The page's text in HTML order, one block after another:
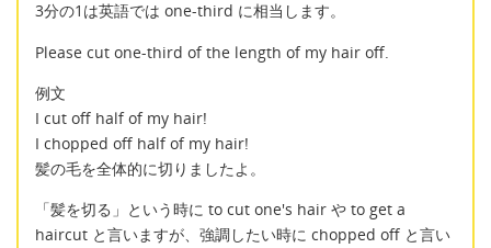
3分の1は英語では one-third に相当します。
Please cut one-third of the length of my hair off.
例文
I cut off half of my hair!
I chopped off half of my hair!
髪の毛を全体的に切りましたよ。
「髪を切る」という時に to cut one's hair や to get a
haircut と言いますが、強調したい時に chopped off と言い